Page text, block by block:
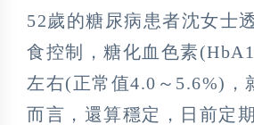
52歲的糖尿病患者沈女士
食控制，糖化血色素
左右(正常值4.0～5.6%)，
而言，還算穩定，日前定